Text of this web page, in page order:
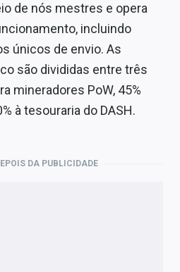
de nós mestres e opera
incluindo
únicos de envio. As
são divididas entre três
mineradores PoW, 45%
à tesouraria do DASH.
DA PUBLICIDADE